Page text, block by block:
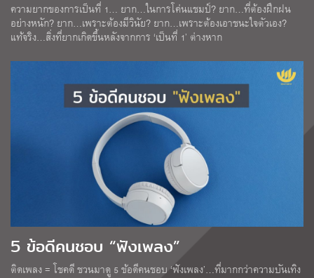
ความยากของการเป็นที่ 1… ยาก…ในการโค่นแชมป์? ยาก…ที่ต้องฝึกฝน
อย่างหนัก? ยาก…เพราะต้องมีวินัย? ยาก…เพราะต้องเอาชนะใจตัวเอง?
แท้จริง…สิ่งที่ยากเกิดขึ้นหลังจากการ ‘เป็นที่ 1’ ต่างหาก
5 ข้อดีคนชอบ “ฟังเพลง”
ติดเพลง = โชคดี ชวนมาดู 5 ข้อดีคนชอบ ‘ฟังเพลง’…ที่มากกว่าความบันเทิง